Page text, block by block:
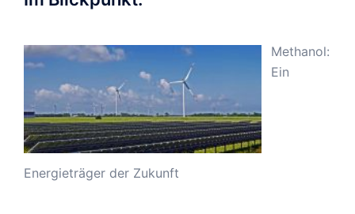
Methanol:
Ein
Energieträger der Zukunft